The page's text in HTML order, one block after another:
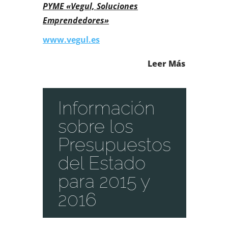
PYME «Vegul, Soluciones
Emprendedores»
www.vegul.es
Leer Más
Información
sobre los
Presupuestos
del Estado
para 2015 y
2016